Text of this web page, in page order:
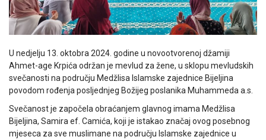
U nedjelju 13. oktobra 2024. godine u novootvorenoj džamiji
Ahmet-age Krpića održan je mevlud za žene, u sklopu mevludskih
svečanosti na području Medžlisa Islamske zajednice Bijeljina
povodom rođenja posljednjeg Božijeg poslanika Muhammeda a.s.
Svečanost je započela obraćanjem glavnog imama Medžlisa
Bijeljina, Samira ef. Camića, koji je istakao značaj ovog posebnog
mjeseca za sve muslimane na području Islamske zajednice u